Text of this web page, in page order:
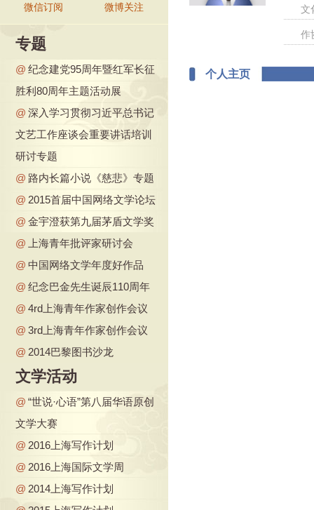
微信订阅 微博关注
专题
@ 纪念建党95周年暨红军长征
胜利80周年主题活动展
@ 深入学习贯彻习近平总书记
文艺工作座谈会重要讲话培训
研讨专题
@ 路内长篇小说《慈悲》专题
@ 2015首届中国网络文学论坛
@ 金宇澄获第九届茅盾文学奖
@
上海青年批评家研讨会
@ 中国网络文学年度好作品
@ 纪念巴金先生诞辰110周年
@ 4rd上海青年作家创作会议
@ 3rd上海青年作家创作会议
@ 2014巴黎图书沙龙
文学活动
@ “世说·心语”第八届华语原创
文学大赛
@ 2016上海写作计划
@ 2016上海国际文学周
@ 2014上海写作计划
文
作
个人主页